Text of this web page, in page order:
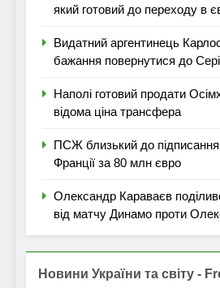
який готовий до переходу в
Видатний аргентинець
бажання повернутися до
Наполі готовий продати
відома ціна трансфера
ПСЖ близький до підписання
Франції за 80 млн євро
Олександр Караваєв
від матчу Динамо проти
Новини України та світу -